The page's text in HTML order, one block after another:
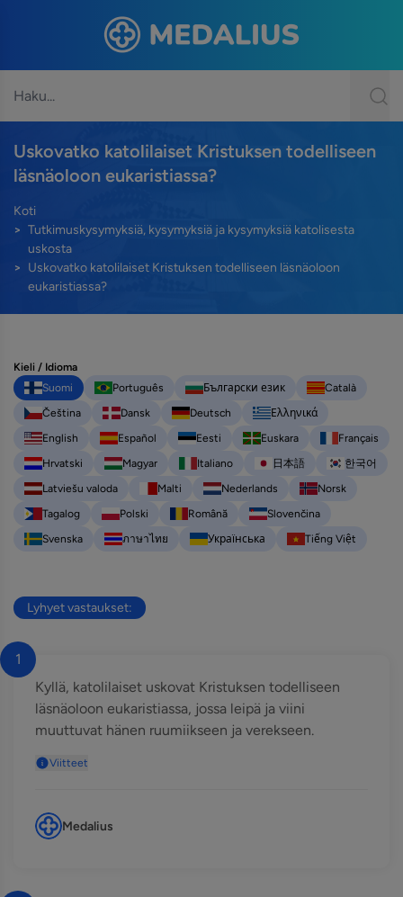
Uskovatko katolilaiset Kristuksen todelliseen
läsnäoloon eukaristiassa?
Koti
Tutkimuskysymyksiä, kysymyksiä ja kysymyksiä katolisesta
uskosta
Uskovatko katolilaiset Kristuksen todelliseen läsnäoloon
eukaristiassa?
Kieli / Idioma
Suomi
Português Български език
Català
Čeština
Dansk Deutsch
Ελληνικά
English
Español Eesti Euskara
Français
Hrvatski
Magyar Italiano 日本語
한국어
Latviešu valoda
Malti Nederlands
Norsk
Tagalog
Polski Română
Slovenčina
Svenska
ภาษาไทย Українська Tiếng Việt
Lyhyet vastaukset:
1
Kyllä, katolilaiset uskovat Kristuksen todelliseen
läsnäoloon eukaristiassa, jossa leipä ja viini
muuttuvat hänen ruumiikseen ja verekseen.
Viitteet
Medalius